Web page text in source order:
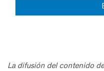
La difusión del contenido